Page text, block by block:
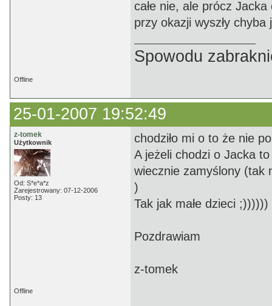
całe nie, ale prócz
przy okazji wyszły
Spowodu
Offline
25-01-2007 19:52:49
z-tomek
Użytkownik
Od: S*e*a*z
Zarejestrowany: 07-12-2006
Posty: 13
chodziło mi o to że nie
A jeżeli chodzi o Jacka
wiecznie zamyślony (tak
)
Tak jak małe dzieci ;))))))
Pozdrawiam
z-tomek
Offline